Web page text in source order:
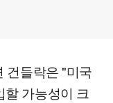
건들락은 "미국
가능성이 크